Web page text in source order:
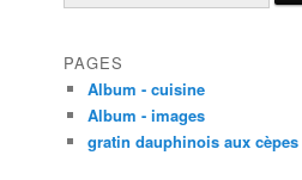
PAGES
Album - cuisine
Album - images
gratin dauphinois aux cèpes